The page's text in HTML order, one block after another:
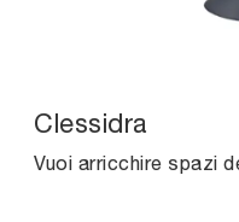
Clessidra